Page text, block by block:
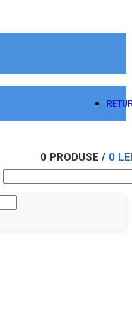
0 PRODUSE / 0